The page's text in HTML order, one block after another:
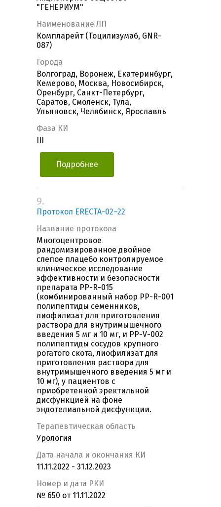
"ГЕНЕРИУМ"
Наименование ЛП
Компларейт (Тоцилизумаб, GNR-
087)
Города
Волгоград, Воронеж, Екатеринбург,
Кемерово, Москва, Новосибирск,
Оренбург, Санкт-Петербург,
Саратов, Смоленск, Тула,
Ульяновск, Челябинск, Ярославль
Фаза КИ
Подробнее
9.
Протокол ERECTA-02–22
Название протокола
Многоцентровое
рандомизированное двойное
слепое плацебо контролируемое
клиническое исследование
эффективности и безопасности
препарата PP-R-015
(комбинированный набор PP-R-001
полипептиды семенников,
лиофилизат для приготовления
раствора для внутримышечного
введения 5 мг и 10 мг, и PP-V-002
полипептиды сосудов крупного
рогатого скота, лиофилизат для
приготовления раствора для
внутримышечного введения 5 мг и
10 мг), у пациентов с
приобретенной эректильной
дисфункцией на фоне
эндотелиальной дисфункции.
Терапевтическая область
Урология
Дата начала и окончания КИ
11.11.2022 - 31.12.2023
Номер и дата РКИ
№ 650 от 11.11.2022